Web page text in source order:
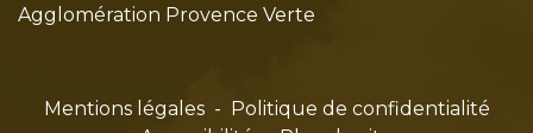
Agglomération Provence Verte
Mentions légales -
Politique de confidentialité